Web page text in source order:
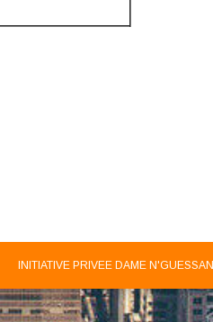
INITIATIVE PRIVEE DAME